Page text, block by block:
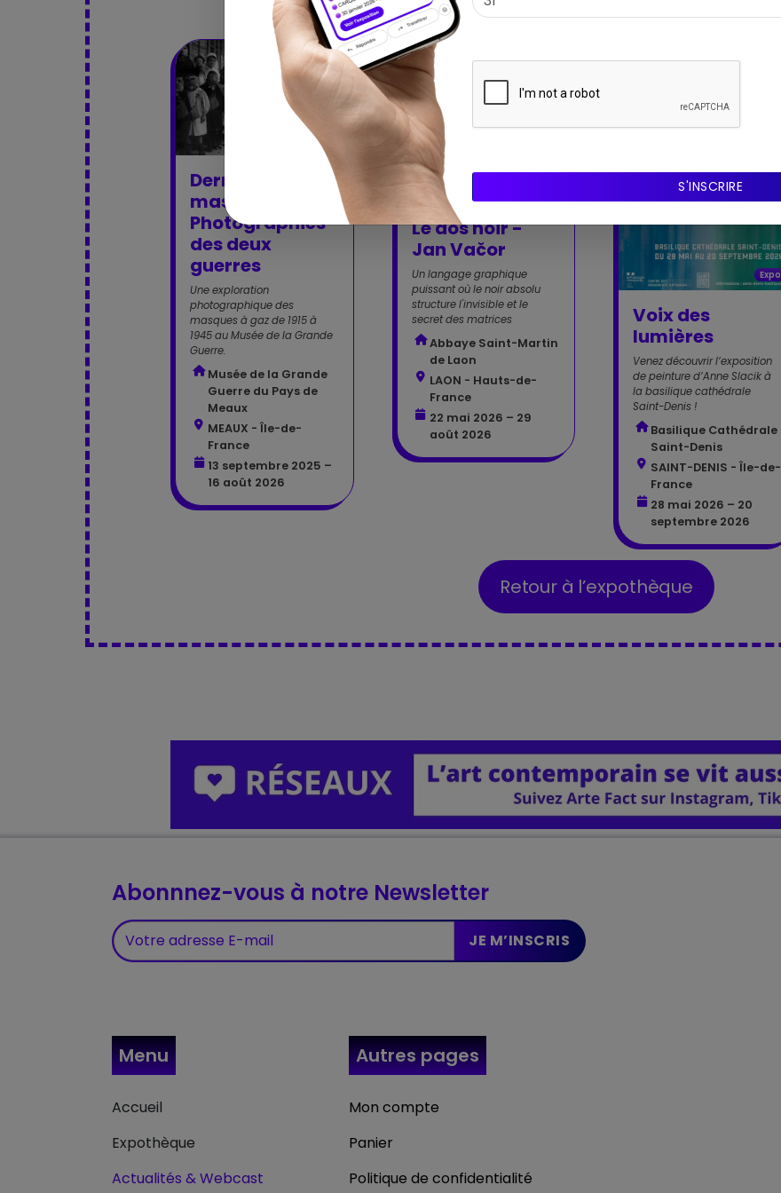
Expo
Derrière les
masques –
Photographies
des deux
guerres
Une exploration
photographique des
masques à gaz de 1915 à
1945 au Musée de la Grande
Guerre.
Musée de la Grande
Guerre du Pays de
Meaux
MEAUX - Île-de-
France
13 septembre 2025 –
16 août 2026
Le dos noir -
Jan Vačor
Un langage graphique
puissant où le noir absolu
structure l'invisible et le
secret des matrices
Abbaye Saint-Martin
de Laon
LAON - Hauts-de-
France
22 mai 2026 – 29
août 2026
Expo
Voix des
lumières
Venez découvrir l’exposition
de peinture d’Anne Slacik à
la basilique cathédrale
Saint-Denis !
Basilique Cathédrale
Saint-Denis
SAINT-DENIS - Île-de-
France
28 mai 2026 – 20
septembre 2026
Retour à l’expothèque
Abonnnez-vous à notre Newsletter
Menu
Accueil
Expothèque
Actualités & Webcast
Autrespages
Mon compte
Panier
Politique de confidentialité